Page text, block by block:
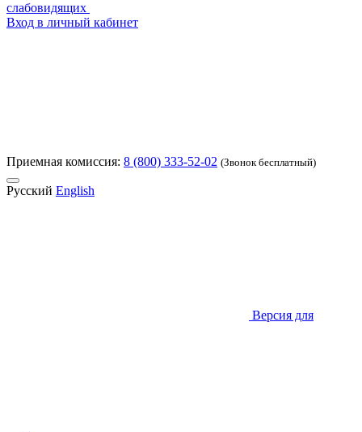
слабовидящих
Вход в личный кабинет
Приемная комиссия: 8 (800) 333-52-02 (Звонок бесплатный)
Русский English
Версия для